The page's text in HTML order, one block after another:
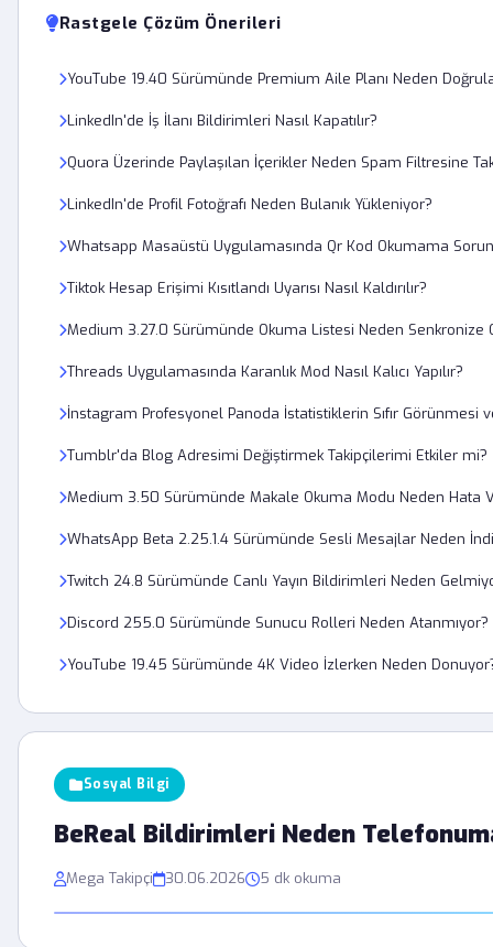
Sosyal Bilgi
BeReal Bildirimleri Neden
Mega Takipçi 30.06.2026 5 dk okuma
Rastgele Çözüm Önerileri
YouTube 19.40 Sürümünde Premium Aile Planı Neden
LinkedIn'de İş İlanı Bildirimleri Nasıl Kapatılır?
Quora Üzerinde Paylaşılan İçerikler Neden Spam Filtresine
LinkedIn'de Profil Fotoğrafı Neden Bulanık Yükleniyor?
Whatsapp Masaüstü Uygulamasında Qr Kod Okumama
Tiktok Hesap Erişimi Kısıtlandı Uyarısı Nasıl Kaldırılır?
Medium 3.27.0 Sürümünde Okuma Listesi Neden Senkronize
Threads Uygulamasında Karanlık Mod Nasıl Kalıcı Yapılır?
İnstagram Profesyonel Panoda İstatistiklerin Sıfır Görünmesi
Tumblr'da Blog Adresimi Değiştirmek Takipçilerimi Etkiler mi?
Medium 3.50 Sürümünde Makale Okuma Modu Neden Hata
WhatsApp Beta 2.25.1.4 Sürümünde Sesli Mesajlar Neden
Twitch 24.8 Sürümünde Canlı Yayın Bildirimleri Neden
Discord 255.0 Sürümünde Sunucu Rolleri Neden Atanmıyor?
YouTube 19.45 Sürümünde 4K Video İzlerken Neden